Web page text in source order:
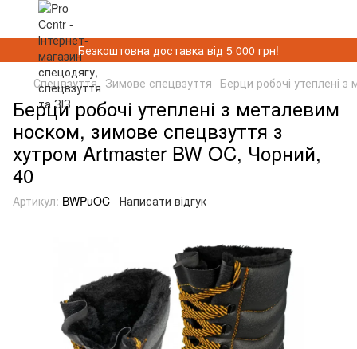
Безкоштовна доставка від 5 000 грн!
Спецвзуття Зимове спецвзуття Берци робочі утеплені
Берци робочі утеплені з металевим
носком, зимове спецвзуття з
хутром Artmaster BW OC, Чорний,
40
Артикул: BWPuOC Написати відгук